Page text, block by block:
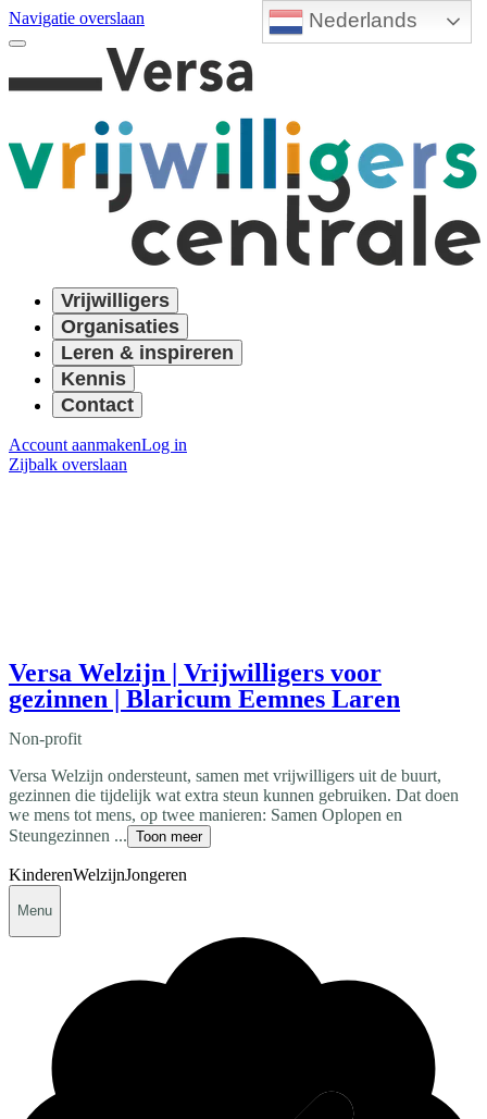
Nederlands
Navigatie overslaan
Vrijwilligers
Organisaties
Leren & inspireren
Kennis
Contact
Account aanmakenLog in
Zijbalk overslaan
Versa Welzijn | Vrijwilligers voor
gezinnen | Blaricum Eemnes Laren
Non-profit
Versa Welzijn ondersteunt, samen met vrijwilligers uit de buurt,
gezinnen die tijdelijk wat extra steun kunnen gebruiken. Dat doen
we mens tot mens, op twee manieren: Samen Oplopen en
Steungezinnen ... Toon meer
KinderenWelzijnJongeren
Menu